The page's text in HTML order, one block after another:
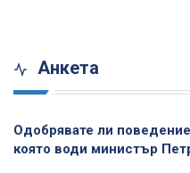
Анкета
Одобрявате ли
която води министър